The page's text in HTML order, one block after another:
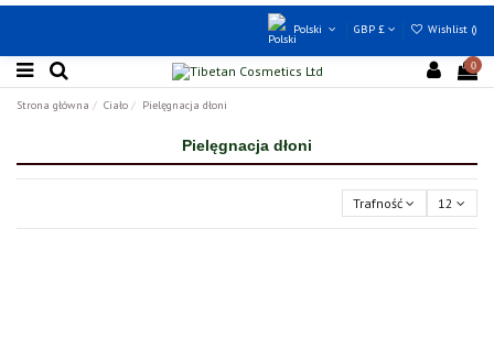
Polski GBP £ Wishlist ()
0
Strona główna Ciało Pielęgnacja dłoni
Pielęgnacja dłoni
Trafność 12